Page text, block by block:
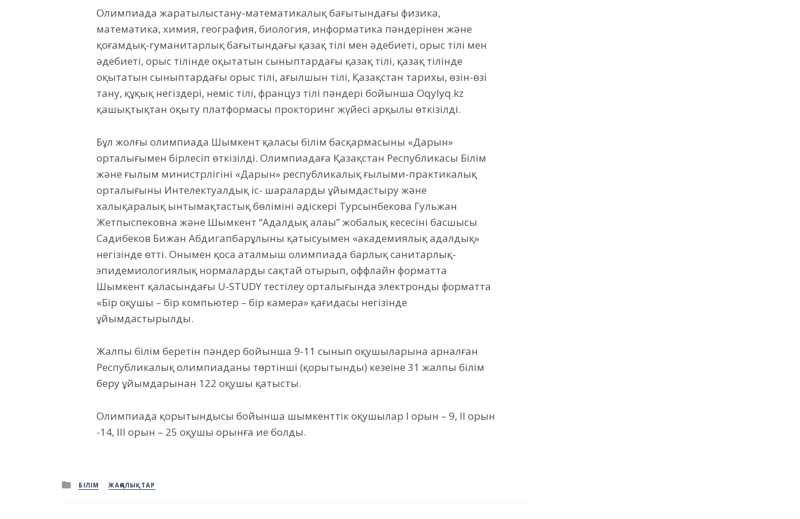
Олимпиада жаратылыстану-математикалық бағытындағы физика,
математика, химия, география, биология, информатика пәндерінен және
қоғамдық-гуманитарлық бағытындағы қазақ тілі мен әдебиеті, орыс тілі мен
әдебиеті, орыс тілінде оқытатын сыныптардағы қазақ тілі, қазақ тілінде
оқытатын сыныптардағы орыс тілі, ағылшын тілі, Қазақстан тарихы, өзін-өзі
тану, құқық негіздері, неміс тілі, француз тілі пәндері бойынша Oqylyq.kz
қашықтықтан оқыту платформасы прокторинг жүйесі арқылы өткізілді.
Бұл жолғы олимпиада Шымкент қаласы білім басқармасының «Дарын»
орталығымен бірлесіп өткізілді. Олимпиадаға Қазақстан Республикасы Білім
және ғылым министрлігінің «Дарын» республикалық ғылыми-практикалық
орталығының Интелектуалдық іс- шараларды ұйымдастыру және
халықаралық ынтымақтастық бөлімінің әдіскері Турсынбекова Гульжан
Жетпыспековна және Шымкент “Адалдық алаңы” жобалық кеңсесінің басшысы
Садибеков Бижан Абдигапбарұлының қатысуымен «академиялық адалдық»
негізінде өтті. Онымен қоса аталмыш олимпиада барлық санитарлық-
эпидемиологиялық нормаларды сақтай отырып, оффлайн форматта
Шымкент қаласындағы U-STUDY тестілеу орталығында электронды форматта
«Бір оқушы – бір компьютер – бір камера» қағидасы негізінде
ұйымдастырылды.
Жалпы білім беретін пәндер бойынша 9-11 сынып оқушыларына арналған
Республикалық олимпиаданың төртінші (қорытынды) кезеңіне 31 жалпы білім
беру ұйымдарынан 122 оқушы қатысты.
Олимпиада қорытындысы бойынша шымкенттік оқушылар І орын – 9, ІІ орын
-14, ІІІ орын – 25 оқушы орынға ие болды.
Posted
in
БІЛІМ ЖАҢАЛЫҚТАР